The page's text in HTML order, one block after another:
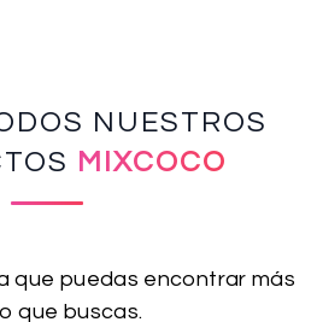
NUESTROS
MIXCOCO
que puedas encontrar más
que buscas.